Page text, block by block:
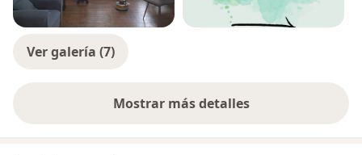
Ver galería (7)
Mostrar más detalles
sobre la experiencia